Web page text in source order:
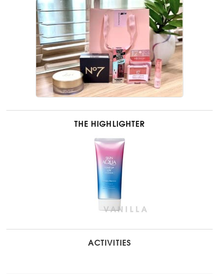
THE HIGHLIGHTER
ACTIVITIES